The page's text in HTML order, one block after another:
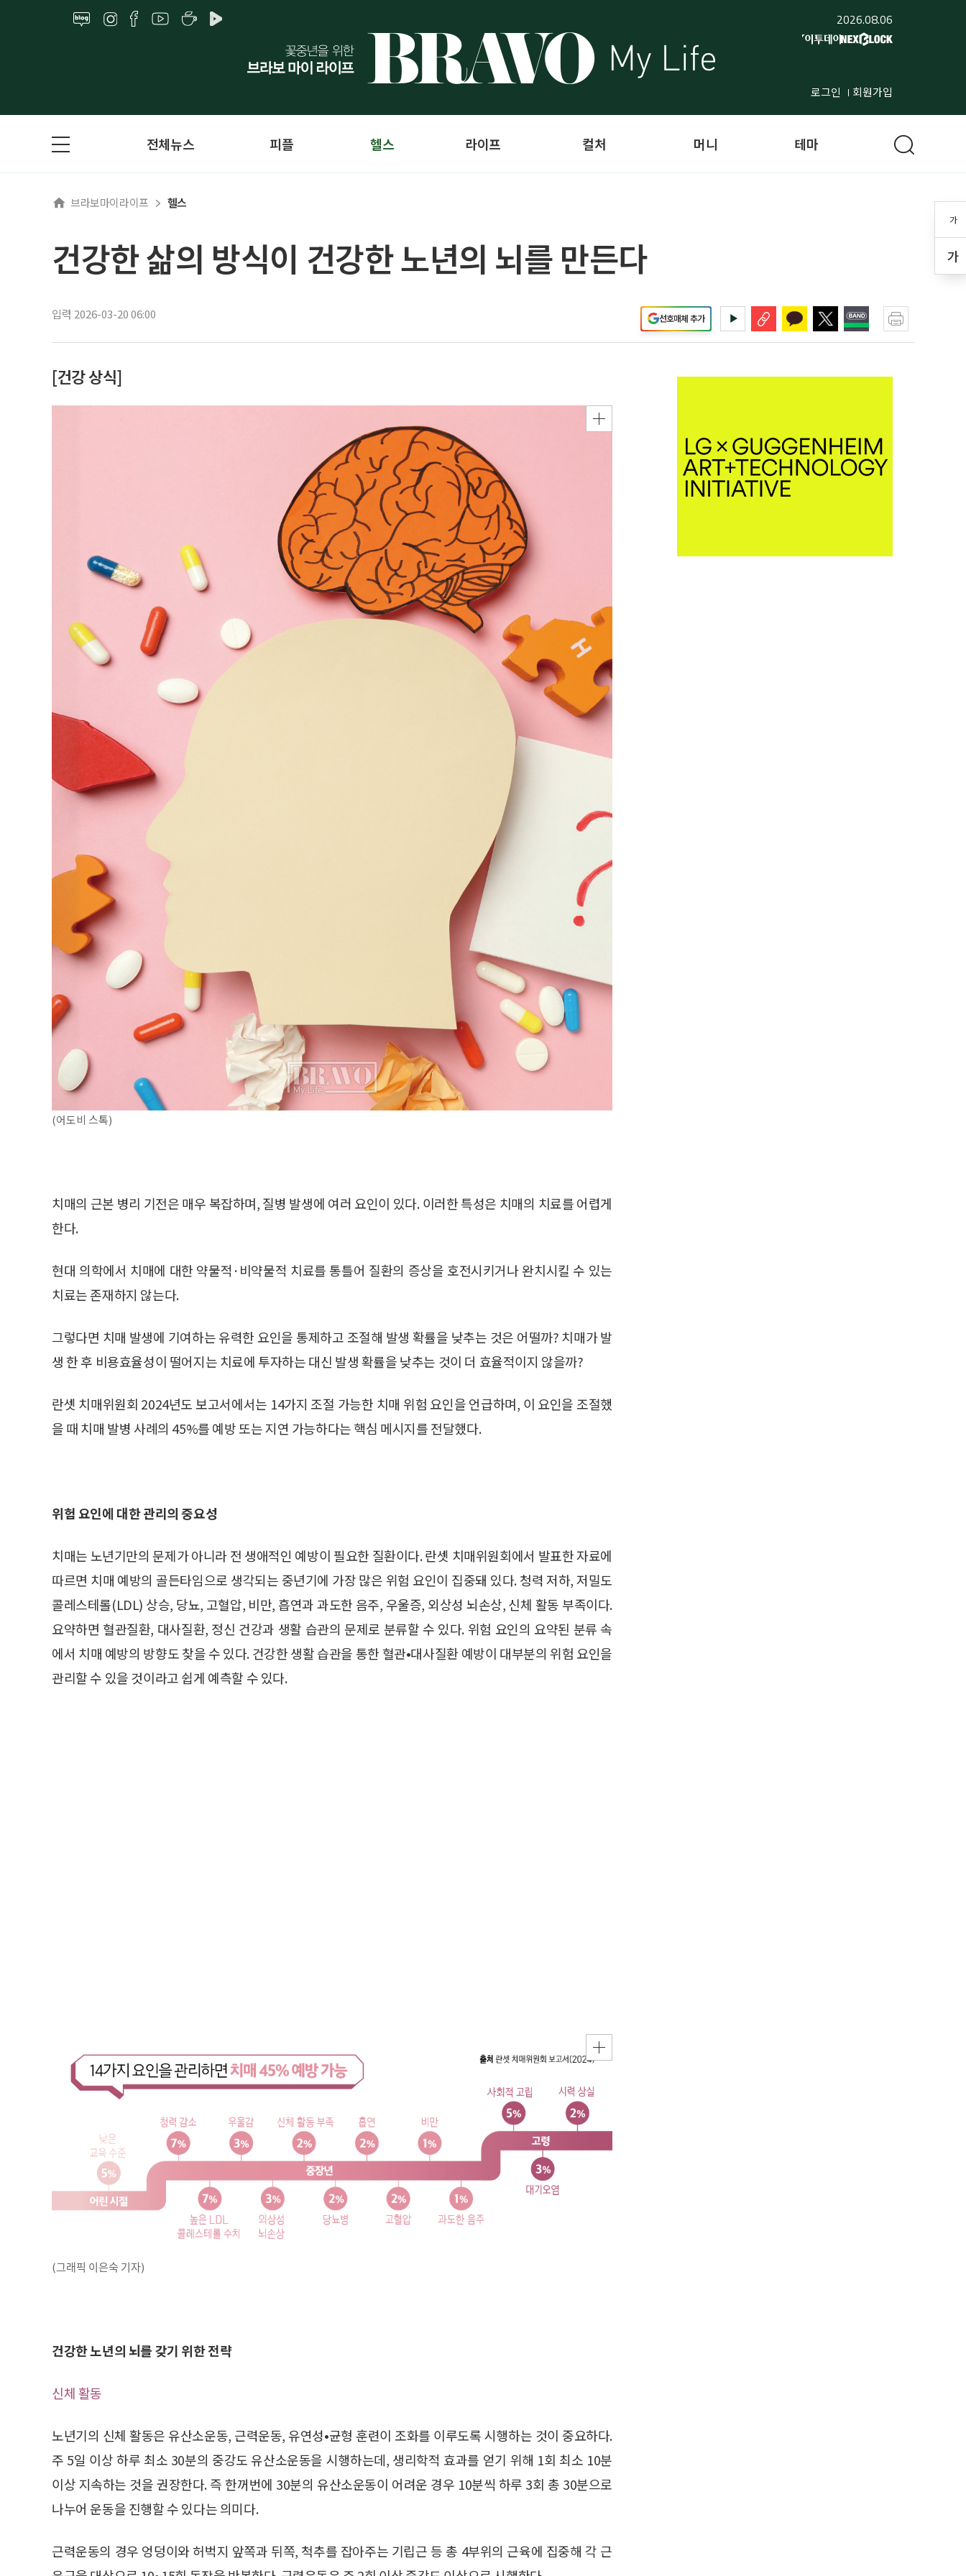
2026.08.06
로그인 회원가입
가
가
전체뉴스 피플 헬스 라이프 컬처 머니 테마
브라보마이라이프 헬스
건강한 삶의 방식이 건강한 노년의 뇌를 만든다
입력 2026-03-20 06:00 선호매체 추가
[건강 상식]
(어도비 스톡)
치매의 근본 병리 기전은 매우 복잡하며, 질병 발생에 여러 요인이 있다. 이러한 특성은 치매의 치료를 어렵게
한다.
현대 의학에서 치매에 대한 약물적·비약물적 치료를 통틀어 질환의 증상을 호전시키거나 완치시킬 수 있는
치료는 존재하지 않는다.
그렇다면 치매 발생에 기여하는 유력한 요인을 통제하고 조절해 발생 확률을 낮추는 것은 어떨까? 치매가 발
생 한 후 비용효율성이 떨어지는 치료에 투자하는 대신 발생 확률을 낮추는 것이 더 효율적이지 않을까?
란셋 치매위원회 2024년도 보고서에서는 14가지 조절 가능한 치매 위험 요인을 언급하며, 이 요인을 조절했
을 때 치매 발병 사례의 45%를 예방 또는 지연 가능하다는 핵심 메시지를 전달했다.
위험 요인에 대한 관리의 중요성
치매는 노년기만의 문제가 아니라 전 생애적인 예방이 필요한 질환이다. 란셋 치매위원회에서 발표한 자료에
따르면 치매 예방의 골든타임으로 생각되는 중년기에 가장 많은 위험 요인이 집중돼 있다. 청력 저하, 저밀도
콜레스테롤(LDL) 상승, 당뇨, 고혈압, 비만, 흡연과 과도한 음주, 우울증, 외상성 뇌손상, 신체 활동 부족이다.
요약하면 혈관질환, 대사질환, 정신 건강과 생활 습관의 문제로 분류할 수 있다. 위험 요인의 요약된 분류 속
에서 치매 예방의 방향도 찾을 수 있다. 건강한 생활 습관을 통한 혈관•대사질환 예방이 대부분의 위험 요인을
관리할 수 있을 것이라고 쉽게 예측할 수 있다.
(그래픽 이은숙 기자)
건강한 노년의 뇌를 갖기 위한 전략
신체 활동
노년기의 신체 활동은 유산소운동, 근력운동, 유연성•균형 훈련이 조화를 이루도록 시행하는 것이 중요하다.
주 5일 이상 하루 최소 30분의 중강도 유산소운동을 시행하는데, 생리학적 효과를 얻기 위해 1회 최소 10분
이상 지속하는 것을 권장한다. 즉 한꺼번에 30분의 유산소운동이 어려운 경우 10분씩 하루 3회 총 30분으로
나누어 운동을 진행할 수 있다는 의미다.
근력운동의 경우 엉덩이와 허벅지 앞쪽과 뒤쪽, 척추를 잡아주는 기립근 등 총 4부위의 근육에 집중해 각 근